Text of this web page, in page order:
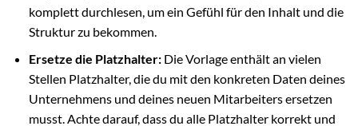
komplett durchlesen, um ein Gefühl für den Inhalt und die
Struktur zu bekommen.
Ersetze die Platzhalter:Die Vorlage enthält an vielen
Stellen Platzhalter, die du mit den konkreten Daten deines
Unternehmens und deines neuen Mitarbeiters ersetzen
musst. Achte darauf, dass du alle Platzhalter korrekt und